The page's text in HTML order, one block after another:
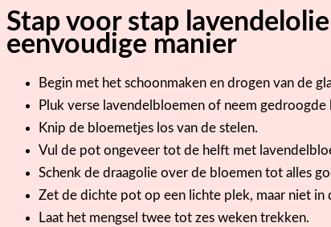
Stap voor stap
eenvoudige manier
Begin met het schoonmaken en drogen van de
Pluk verse lavendelbloemen of neem gedroogde
Knip de bloemetjes los van de stelen.
Vul de pot ongeveer tot de helft met
Schenk de draagolie over de bloemen tot alles
Zet de dichte pot op een lichte plek, maar niet in
Laat het mengsel twee tot zes weken trekken.